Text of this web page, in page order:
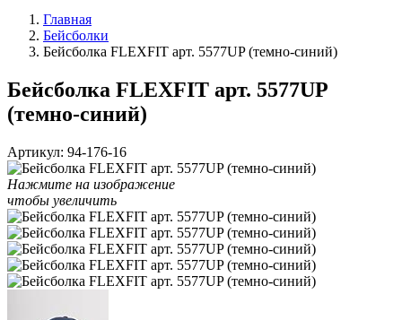
Главная
Бейсболки
Бейсболка FLEXFIT арт. 5577UP (темно-синий)
Бейсболка FLEXFIT арт. 5577UP
(темно-синий)
Артикул: 94-176-16
Нажмите на изображение
чтобы увеличить